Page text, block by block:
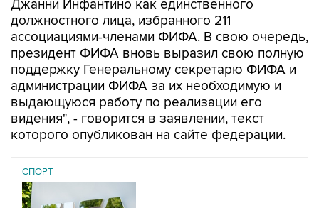
02 августа 2026
Guardian пишет, что в Европе ищут замену
президенту ФИФА Инфантино
Читать подробнее
На встрече обсудили проект FIFA Forward
Enterprise (FFE), который предполагал
создание дочерней структуры для продажи